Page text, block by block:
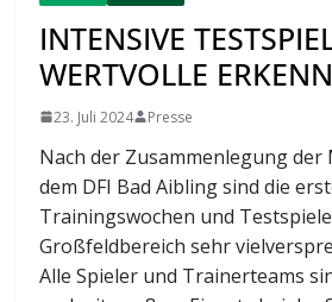
INTENSIVE
WERTVOLLE
23. Juli 2024 Presse
Nach der Zusammenlegung
dem DFI Bad Aibling sind die
Trainingswochen und
Großfeldbereich sehr
Alle Spieler und Trainerteams